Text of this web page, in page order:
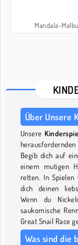
Mandala-
Über Unsere
Unsere
Begib dich auf
einem mutigen
retten. In
dich deinen
Wenn du
saukomische
Great Snail Race
Was sind die